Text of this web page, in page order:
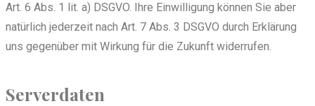
Art. 6 Abs. 1 lit. a) DSGVO. Ihre Einwilligung können Sie aber
natürlich jederzeit nach Art. 7 Abs. 3 DSGVO durch Erklärung
uns gegenüber mit Wirkung für die Zukunft widerrufen.
Serverdaten